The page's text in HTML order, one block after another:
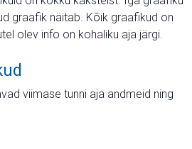
graafik näitab. Kõik graafikud on
olev info on kohaliku aja järgi.
viimase tunni aja andmeid ning